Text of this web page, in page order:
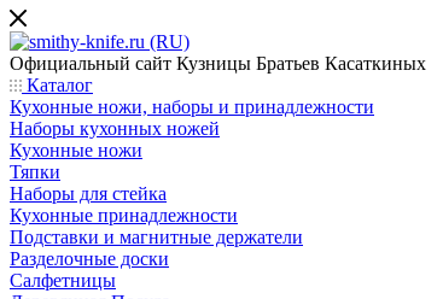
Официальный сайт Кузницы Братьев Касаткиных
Каталог
Кухонные ножи, наборы и принадлежности
Наборы кухонных ножей
Кухонные ножи
Тяпки
Наборы для стейка
Кухонные принадлежности
Подставки и магнитные держатели
Разделочные доски
Салфетницы